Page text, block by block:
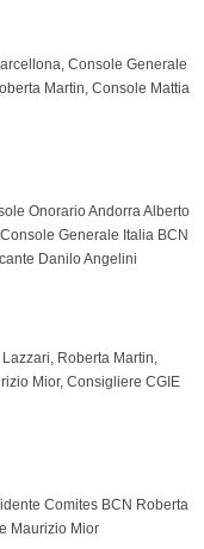
Console Generale
Martin, Console Mattia
Onorario Andorra Alberto
Generale Italia BCN
Danilo Angelini
Roberta Martin,
Mior, Consigliere CGIE
Comites BCN Roberta
Maurizio Mior